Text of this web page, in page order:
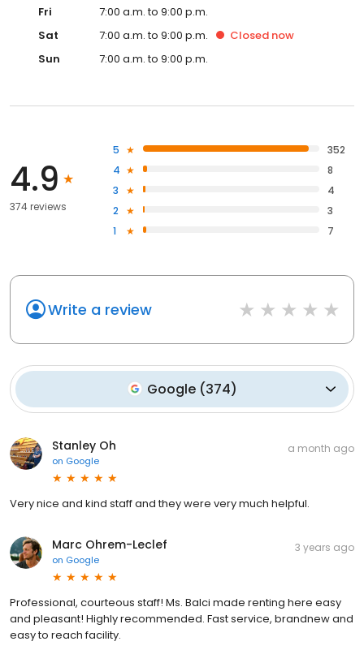
Fri
7:00 a.m. to 9:00 p.m.
Sat
7:00 a.m. to 9:00 p.m. Closed now
Sun
7:00 a.m. to 9:00 p.m.
4.9
374 reviews
5
352
4
8
3
4
2
3
1
7
Write a review
Google(374)
Stanley Oh
on Google
a month ago
Very nice and kind staff and they were very much helpful.
Marc Ohrem-Leclef
on Google
3 years ago
Professional, courteous staff! Ms. Balci made renting here easy
and pleasant! Highly recommended. Fast service, brandnew and
easy to reach facility.